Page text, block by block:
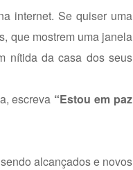
internet. Se quiser uma
que mostrem uma janela
nítida da casa dos seus
escreva “Estou em paz
alcançados e novos